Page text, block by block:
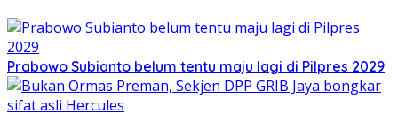
Prabowo Subianto belum tentu maju lagi di Pilpres 2029